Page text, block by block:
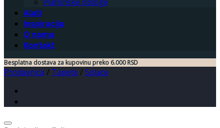
Alati
Inspiracija
O nama
Kontakt
Besplatna dostava za kupovinu preko 6.000 RSD
Prodavnica / Tapete /Solace